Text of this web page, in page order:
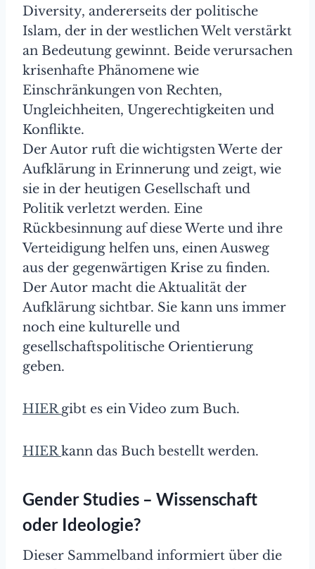
Diversity, andererseits der politische
Islam, der in der westlichen Welt verstärkt
an Bedeutung gewinnt. Beide verursachen
krisenhafte Phänomene wie
Einschränkungen von Rechten,
Ungleichheiten, Ungerechtigkeiten und
Konflikte.
Der Autor ruft die wichtigsten Werte der
Aufklärung in Erinnerung und zeigt, wie
sie in der heutigen Gesellschaft und
Politik verletzt werden. Eine
Rückbesinnung auf diese Werte und ihre
Verteidigung helfen uns, einen Ausweg
aus der gegenwärtigen Krise zu finden.
Der Autor macht die Aktualität der
Aufklärung sichtbar. Sie kann uns immer
noch eine kulturelle und
gesellschaftspolitische Orientierung
geben.
HIERgibt es ein Video zum Buch.
HIERkann das Buch bestellt werden.
Gender Studies – Wissenschaft
oder Ideologie?
Dieser Sammelband informiert über die